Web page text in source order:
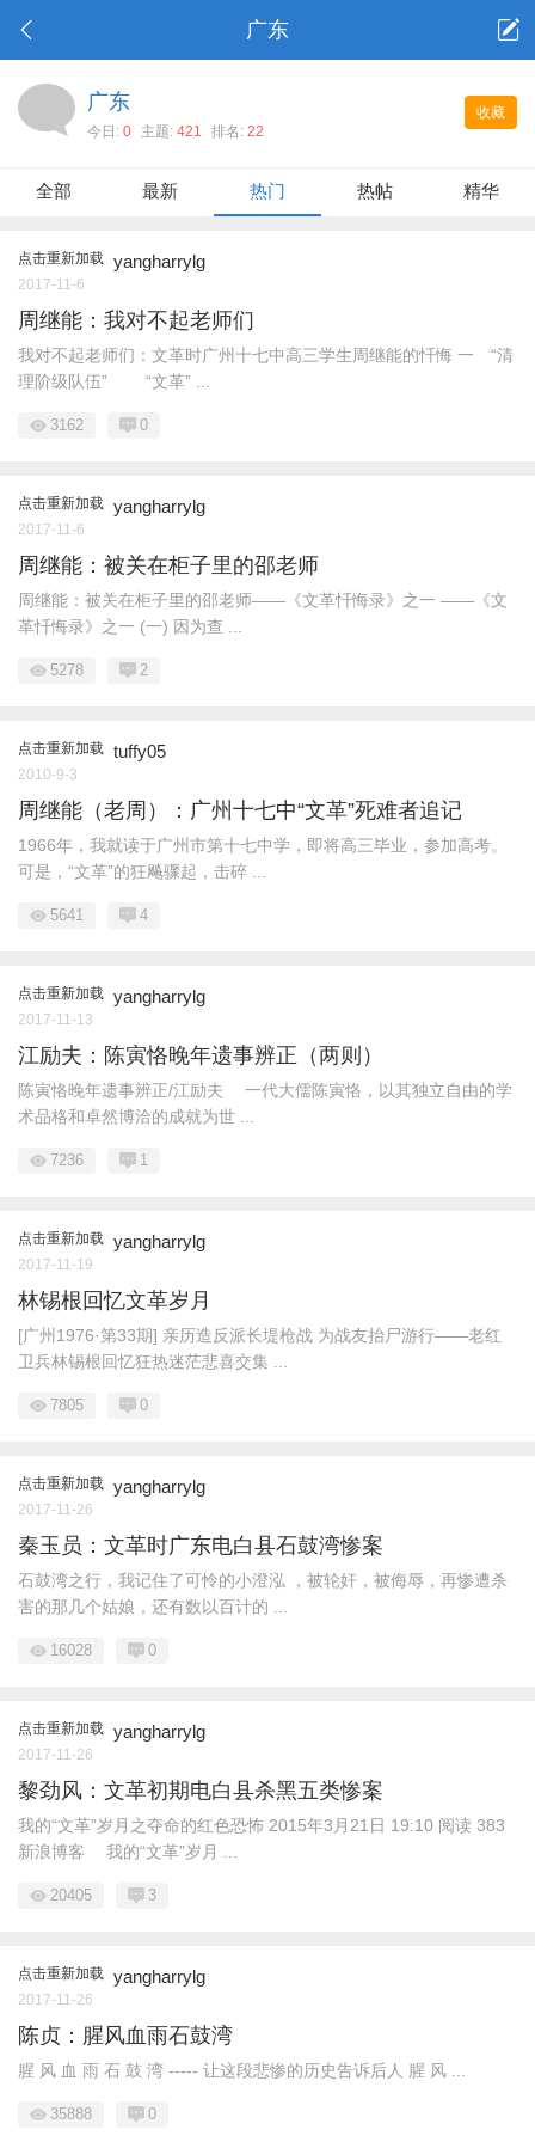
广东
收藏
广东
今日: 0 主题: 421 排名: 22
全部 最新 热门 热帖 精华
点击重新加载 yangharrylg
2017-11-6
周继能：我对不起老师们
我对不起老师们：文革时广州十七中高三学生周继能的忏悔 一 “清
理阶级队伍” “文革” ...
3162 0
点击重新加载 yangharrylg
2017-11-6
周继能：被关在柜子里的邵老师
周继能：被关在柜子里的邵老师——《文革忏悔录》之一 ——《文
革忏悔录》之一 (一) 因为查 ...
5278 2
点击重新加载 tuffy05
2010-9-3
周继能（老周）：广州十七中“文革”死难者追记
1966年，我就读于广州市第十七中学，即将高三毕业，参加高考。
可是，“文革”的狂飚骤起，击碎 ...
5641 4
点击重新加载 yangharrylg
2017-11-13
江励夫：陈寅恪晚年遗事辨正（两则）
陈寅恪晚年遗事辨正/江励夫 一代大儒陈寅恪，以其独立自由的学
术品格和卓然博洽的成就为世 ...
7236 1
点击重新加载 yangharrylg
2017-11-19
林锡根回忆文革岁月
[广州1976·第33期] 亲历造反派长堤枪战 为战友抬尸游行——老红
卫兵林锡根回忆狂热迷茫悲喜交集 ...
7805 0
点击重新加载 yangharrylg
2017-11-26
秦玉员：文革时广东电白县石鼓湾惨案
石鼓湾之行，我记住了可怜的小澄泓 ，被轮奸，被侮辱，再惨遭杀
害的那几个姑娘，还有数以百计的 ...
16028 0
点击重新加载 yangharrylg
2017-11-26
黎劲风：文革初期电白县杀黑五类惨案
我的“文革”岁月之夺命的红色恐怖 2015年3月21日 19:10 阅读 383
新浪博客 我的“文革”岁月 ...
20405 3
点击重新加载 yangharrylg
2017-11-26
陈贞：腥风血雨石鼓湾
腥 风 血 雨 石 鼓 湾 ----- 让这段悲惨的历史告诉后人 腥 风 ...
35888 0